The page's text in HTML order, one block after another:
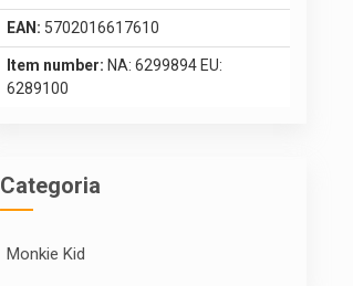
EAN: 5702016617610
Item number: NA: 6299894 EU:
6289100
Categoria
Monkie Kid